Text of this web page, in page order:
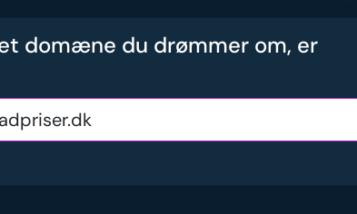
domæne du drømmer om, er